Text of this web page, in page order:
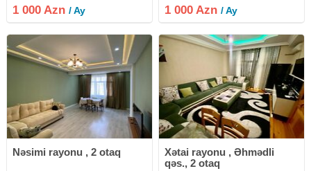
qaz daimi, 24/7 oxrana və
muşahidə kameraları.Əla həyəti
1 000 Azn/ Ay
şeraiti var. Vasticelere 100 azn
vere bilerem. HAZİRDA MENZİL
1 000 Azn/ Ay
Nəsimi rayonu , 2 otaq
Xətai rayonu , Əhmədli
qəs., 2 otaq